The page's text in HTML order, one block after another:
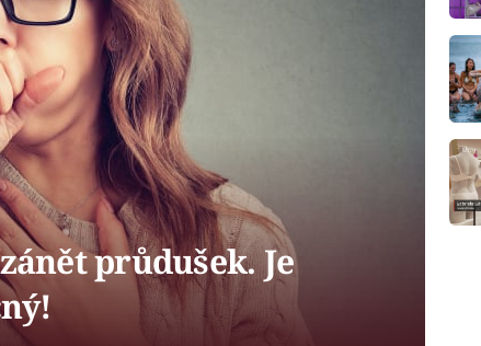
průdušek. Je